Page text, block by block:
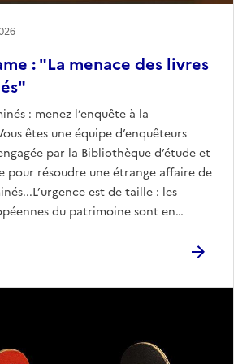
: "La menace des livres
: menez l’enquête à la
êtes une équipe d’enquêteurs
par la Bibliothèque d’étude et
pour résoudre une étrange affaire de
est de taille : les
du patrimoine sont en